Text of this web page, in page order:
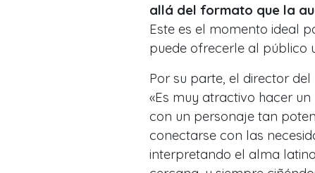
allá del formato que la
Este es el momento ideal
puede ofrecerle al público
Por su parte, el director
«Es muy atractivo hacer
con un personaje tan
conectarse con las
interpretando el alma